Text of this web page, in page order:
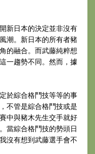
日本的決定並非沒有
潮。新日本的所有者豬
的融合。而武藤純粹想
一趨勢不同。然而，據
綜合格鬥技等等的事
不管是綜合格鬥技或是
中與豬木先生交手就好
當綜合格鬥技的勢頭日
沒有想到武藤選手會不